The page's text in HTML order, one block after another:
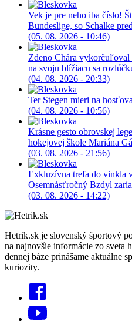
Vek je pre neho iba číslo!
Bundeslige, so Schalke
(05. 08. 2026 - 10:46)
Zdeno Chára
na svoju blížiacu sa
(04. 08. 2026 - 20:33)
Ter Stegen mieri na
(04. 08. 2026 - 10:56)
Krásne gesto obrovskej
hokejovej škole Mariána
(03. 08. 2026 - 21:56)
Exkluzívna trefa do vinkla
Osemnásťročný Bzdyl
(03. 08. 2026 - 14:22)
Hetrik.sk je slovenský športový
na najnovšie informácie zo sveta
dennej báze prinášame aktuálne
kuriozity.